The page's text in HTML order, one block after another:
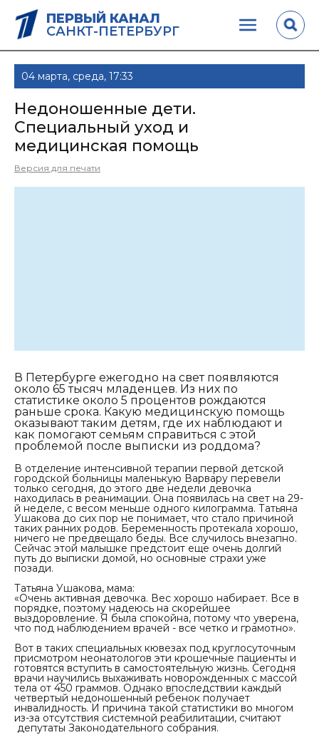
ПЕРВЫЙ КАНАЛ
САНКТ-ПЕТЕРБУРГ
04 марта, среда, 17:33
Недоношенные дети.
Специальный уход и
медицинская помощь
Версия для печати
В Петербурге ежегодно на свет появляются
около 65 тысяч младенцев. Из них по
статистике около 5 процентов рождаются
раньше срока. Какую медицинскую помощь
оказывают таким детям, где их наблюдают и
как помогают семьям справиться с этой
проблемой после выписки из роддома?
В отделение интенсивной терапии первой детской
городской больницы маленькую Варвару перевели
только сегодня, до этого две недели девочка
находилась в реанимации. Она появилась на свет на 29-
й неделе, с весом меньше одного килограмма. Татьяна
Ушакова до сих пор не понимает, что стало причиной
таких ранних родов. Беременность протекала хорошо,
ничего не предвещало беды. Все случилось внезапно.
Сейчас этой малышке предстоит еще очень долгий
путь до выписки домой, но основные страхи уже
позади.
Татьяна Ушакова, мама:
«Очень активная девочка. Вес хорошо набирает. Все в
порядке, поэтому надеюсь на скорейшее
выздоровление. Я была спокойна, потому что уверена,
что под наблюдением врачей - все четко и грамотно».
Вот в таких специальных кювезах под круглосуточным
присмотром неонатологов эти крошечные пациенты и
готовятся вступить в самостоятельную жизнь. Сегодня
врачи научились выхаживать новорожденных с массой
тела от 450 граммов. Однако впоследствии каждый
четвертый недоношенный ребенок получает
инвалидность. И причина такой статистики во многом
из-за отсутствия системной реабилитации, считают
депутаты Законодательного собрания.